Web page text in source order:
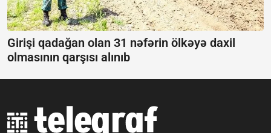
Girişi qadağan olan 31 nəfərin ölkəyə daxil
olmasının qarşısı alınıb